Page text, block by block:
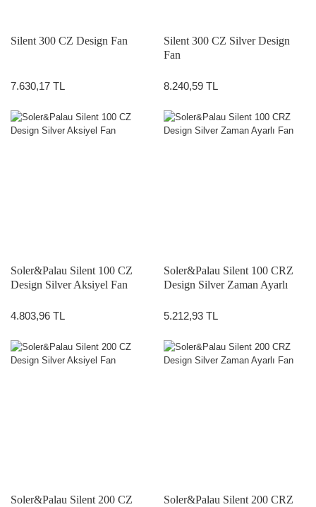
Silent 300 CZ Design Fan
7.630,17 TL
Silent 300 CZ Silver Design
Fan
8.240,59 TL
Soler&Palau Silent 100 CZ
Design Silver Aksiyel Fan
4.803,96 TL
Soler&Palau Silent 100 CRZ
Design Silver Zaman Ayarlı
5.212,93 TL
Soler&Palau Silent 200 CZ Soler&Palau Silent 200 CRZ